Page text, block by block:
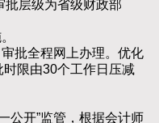
层级为省级财政部
批全程网上办理。优化
限由30个工作日压减
开”监管，根据会计师